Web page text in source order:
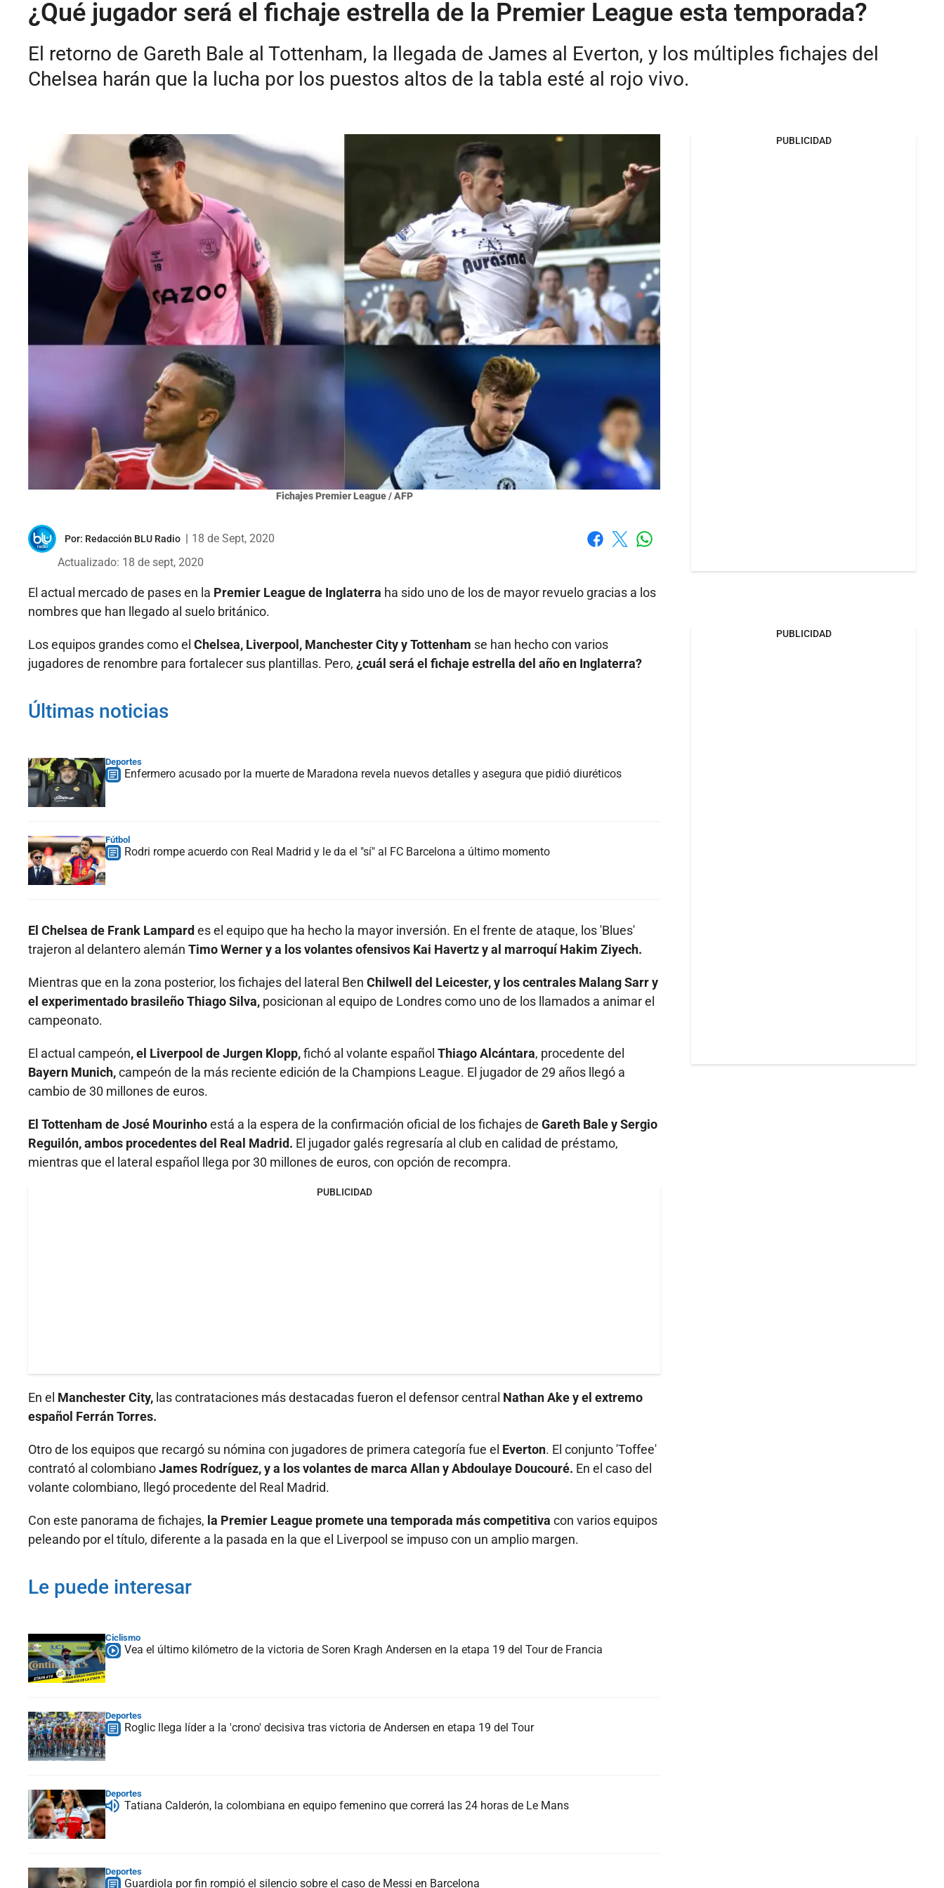
¿Qué jugador será el fichaje estrella de la Premier League esta temporada?
El retorno de Gareth Bale al Tottenham, la llegada de James al Everton, y los múltiples fichajes del
Chelsea harán que la lucha por los puestos altos de la tabla esté al rojo vivo.
Fichajes Premier League / AFP
Por: Redacción BLU Radio
18 de Sept, 2020
Actualizado: 18 de sept, 2020
El actual mercado de pases en la Premier League de Inglaterra ha sido uno de los de mayor revuelo gracias a los
nombres que han llegado al suelo británico.
Los equipos grandes como el Chelsea, Liverpool, Manchester City y Tottenham se han hecho con varios
jugadores de renombre para fortalecer sus plantillas. Pero, ¿cuál será el fichaje estrella del año en Inglaterra?
Últimas noticias
Deportes
Enfermero acusado por la muerte de Maradona revela nuevos detalles y asegura que pidió diuréticos
Fútbol
Rodri rompe acuerdo con Real Madrid y le da el "sí" al FC Barcelona a último momento
El Chelsea de Frank Lampard es el equipo que ha hecho la mayor inversión. En el frente de ataque, los 'Blues'
trajeron al delantero alemán Timo Werner y a los volantes ofensivos Kai Havertz y al marroquí Hakim Ziyech.
Mientras que en la zona posterior, los fichajes del lateral Ben Chilwell del Leicester, y los centrales Malang Sarr y
el experimentado brasileño Thiago Silva, posicionan al equipo de Londres como uno de los llamados a animar el
campeonato.
El actual campeón, el Liverpool de Jurgen Klopp,fichó al volante español Thiago Alcántara, procedente del
Bayern Munich,campeón de la más reciente edición de la Champions League. El jugador de 29 años llegó a
cambio de 30 millones de euros.
El Tottenham de José Mourinhoestá a la espera de la confirmación oficial de los fichajes de Gareth Bale y Sergio
Reguilón, ambos procedentes del Real Madrid. El jugador galés regresaría al club en calidad de préstamo,
mientras que el lateral español llega por 30 millones de euros, con opción de recompra.
PUBLICIDAD
En el Manchester City, las contrataciones más destacadas fueron el defensor central Nathan Ake y el extremo
español Ferrán Torres.
Otro de los equipos que recargó su nómina con jugadores de primera categoría fue el Everton. El conjunto 'Toffee'
contrató al colombianoJames Rodríguez, y a los volantes de marca Allan y Abdoulaye Doucouré. En el caso del
volante colombiano, llegó procedente del Real Madrid.
Con este panorama de fichajes, la Premier League promete una temporada más competitiva con varios equipos
peleando por el título, diferente a la pasada en la que el Liverpool se impuso con un amplio margen.
Le puede interesar
Ciclismo
Vea el último kilómetro de la victoria de Soren Kragh Andersen en la etapa 19 del Tour de Francia
Deportes
Roglic llega líder a la 'crono' decisiva tras victoria de Andersen en etapa 19 del Tour
Deportes
Tatiana Calderón, la colombiana en equipo femenino que correrá las 24 horas de Le Mans
Deportes
Guardiola por fin rompió el silencio sobre el caso de Messi en Barcelona
PUBLICIDAD
PUBLICIDAD